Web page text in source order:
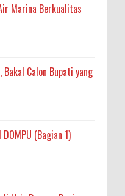
Marina Berkualitas
Bakal Calon Bupati yang
DOMPU (Bagian 1)